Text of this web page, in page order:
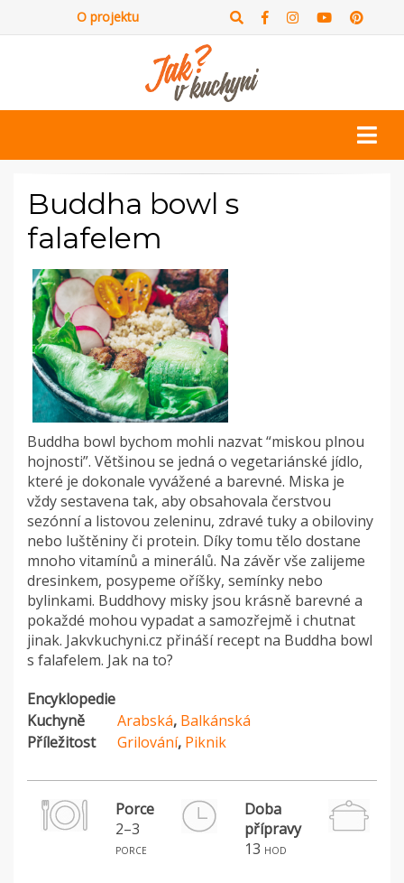
O projektu
Buddha bowl s
falafelem
Buddha bowl bychom mohli nazvat “miskou plnou
hojnosti”. Většinou se jedná o vegetariánské jídlo,
které je dokonale vyvážené a barevné. Miska je
vždy sestavena tak, aby obsahovala čerstvou
sezónní a listovou zeleninu, zdravé tuky a obiloviny
nebo luštěniny či protein. Díky tomu tělo dostane
mnoho vitamínů a minerálů. Na závěr vše zalijeme
dresinkem, posypeme oříšky, semínky nebo
bylinkami. Buddhovy misky jsou krásně barevné a
pokaždé mohou vypadat a samozřejmě i chutnat
jinak. Jakvkuchyni.cz přináší recept na Buddha bowl
s falafelem. Jak na to?
Encyklopedie
Kuchyně
Arabská, Balkánská
Příležitost
Grilování, Piknik
Porce
2–3
porce
Doba
přípravy
13 hod